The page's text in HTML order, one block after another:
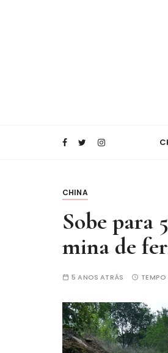
Xinhua
CHINA
Sobe para
mina de
5 ANOS ATRÁS TEMPO